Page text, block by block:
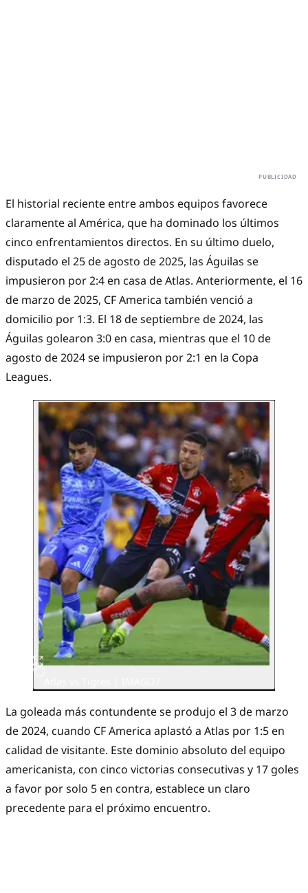
El historial reciente entre ambos equipos favorece
claramente al América, que ha dominado los últimos
cinco enfrentamientos directos. En su último duelo,
disputado el 25 de agosto de 2025, las Águilas se
impusieron por 2:4 en casa de Atlas. Anteriormente, el 16
de marzo de 2025, CF America también venció a
domicilio por 1:3. El 18 de septiembre de 2024, las
Águilas golearon 3:0 en casa, mientras que el 10 de
agosto de 2024 se impusieron por 2:1 en la Copa
Leagues.
La goleada más contundente se produjo el 3 de marzo
de 2024, cuando CF America aplastó a Atlas por 1:5 en
calidad de visitante. Este dominio absoluto del equipo
americanista, con cinco victorias consecutivas y 17 goles
a favor por solo 5 en contra, establece un claro
precedente para el próximo encuentro.